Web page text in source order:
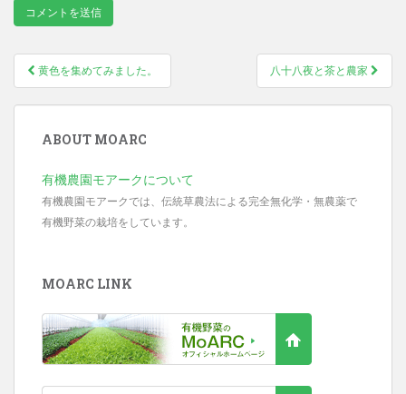
Post navigation
黄色を集めてみました。 八十八夜と茶と農家
ABOUT MOARC
有機農園モアークについて
有機農園モアークでは、伝統草農法による完全無化学・無農薬で
有機野菜の栽培をしています。
MOARC LINK